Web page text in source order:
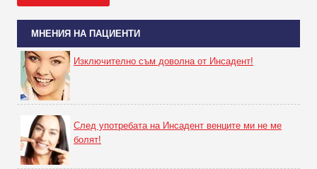
МНЕНИЯ НА ПАЦИЕНТИ
Изключително съм доволна от Инсадент!
След употребата на Инсадент венците ми не ме
болят!